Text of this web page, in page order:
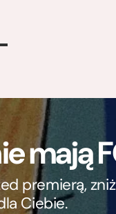
mają
premierą,
Ciebie.